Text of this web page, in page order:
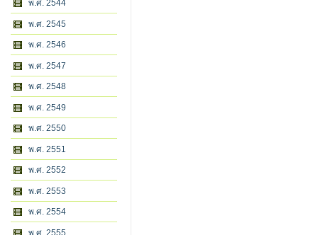
พ.ศ. 2544
พ.ศ. 2545
พ.ศ. 2546
พ.ศ. 2547
พ.ศ. 2548
พ.ศ. 2549
พ.ศ. 2550
พ.ศ. 2551
พ.ศ. 2552
พ.ศ. 2553
พ.ศ. 2554
พ.ศ. 2555